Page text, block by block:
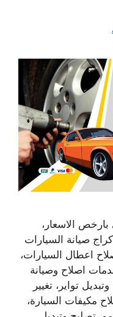
الاسعار،
صيانة السيارات
اعطال السيارات،
اصلاح وصيانة
تواير، تغيير
مكيفات السيارة،